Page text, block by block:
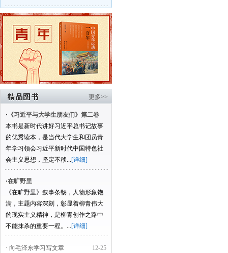
更多>>
· 《习近平与大学生朋友们》第二卷
本书是新时代讲好习近平总书记故事
的优秀读本，是当代大学生和团员青
年学习领会习近平新时代中国特色社
会主义思想，坚定不移...[详细]
·在旷野里
《在旷野里》叙事条畅，人物形象饱
满，主题内容深刻，彰显着柳青伟大
的现实主义精神，是柳青创作之路中
不能抹杀的重要一程。...[详细]
12-25
· 向毛泽东学习写文章